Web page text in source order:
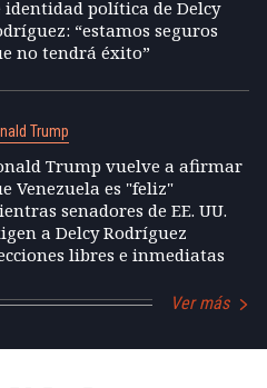
identidad política de Delcy
“estamos seguros
no tendrá éxito”
Trump
Trump vuelve a afirmar
Venezuela es "feliz"
senadores de EE. UU.
a Delcy Rodríguez
libres e inmediatas
Ver más